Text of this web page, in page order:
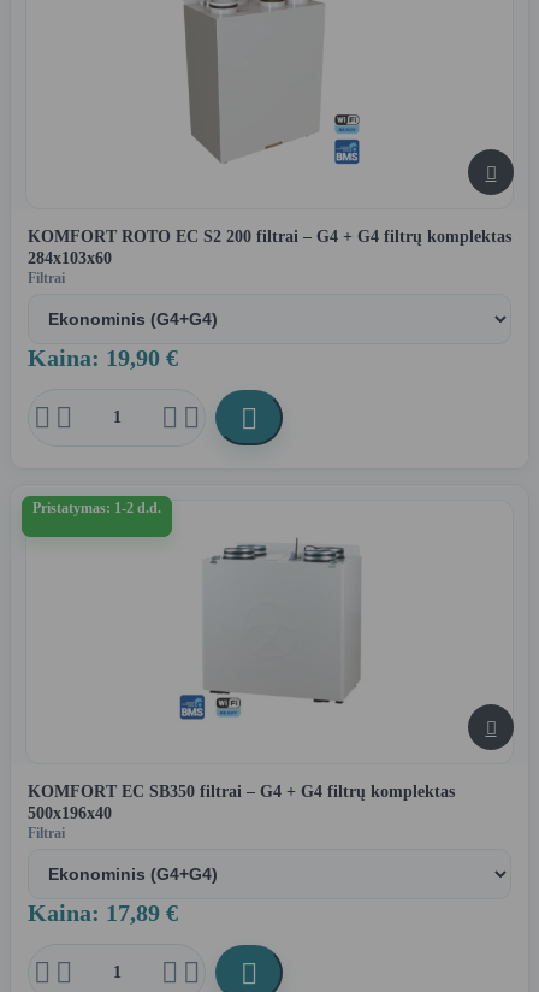

KOMFORT ROTO EC S2 200 filtrai – G4 + G4 filtrų komplektas
284x103x60
Filtrai
Kaina: 19,90 €
    
Pristatymas: 1-2 d.d.

KOMFORT EC SB350 filtrai – G4 + G4 filtrų komplektas
500x196x40
Filtrai
Kaina: 17,89 €
    